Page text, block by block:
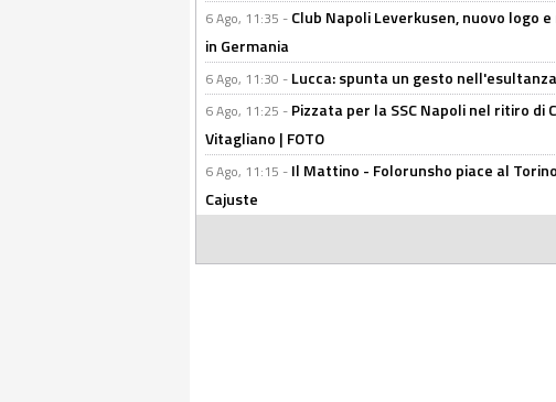
6 Ago, 11:35 - Club Napoli Leverkusen, nuovo
in Germania
6 Ago, 11:30 - Lucca: spunta un gesto
6 Ago, 11:25 - Pizzata per la SSC Napoli nel ritiro
Vitagliano | FOTO
6 Ago, 11:15 - Il Mattino - Folorunsho piace al
Cajuste